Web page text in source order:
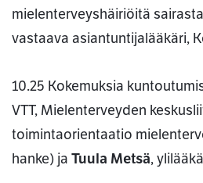
mielenterveyshäiriöitä
vastaava asiantuntijalääkäri,
10.25 Kokemuksia
VTT, Mielenterveyden
toimintaorientaatio
hanke) ja Tuula Metsä,